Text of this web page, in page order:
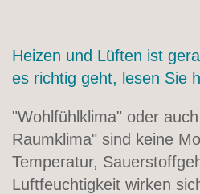
Heizen und Lüften ist
es richtig geht, lesen Sie
"Wohlfühlklima" oder
Raumklima" sind keine
Temperatur,
Luftfeuchtigkeit wirken